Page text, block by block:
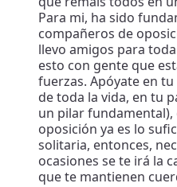
Para mi, ha sido
compañeros de
llevo amigos para
esto con gente que
fuerzas. Apóyate en
de toda la vida, en tu
un pilar fundamental),
oposición ya es lo
solitaria, entonces,
ocasiones se te irá la
que te mantienen